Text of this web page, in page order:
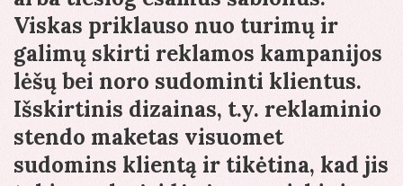
Viskas priklauso nuo turimų ir
galimų skirti reklamos kampanijos
lėšų bei noro sudominti klientus.
Išskirtinis dizainas, t.y. reklaminio
stendo maketas visuomet
sudomins klientą ir tikėtina, kad jis